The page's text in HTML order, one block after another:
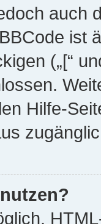
auch
ist
(„[“
Hilfe-